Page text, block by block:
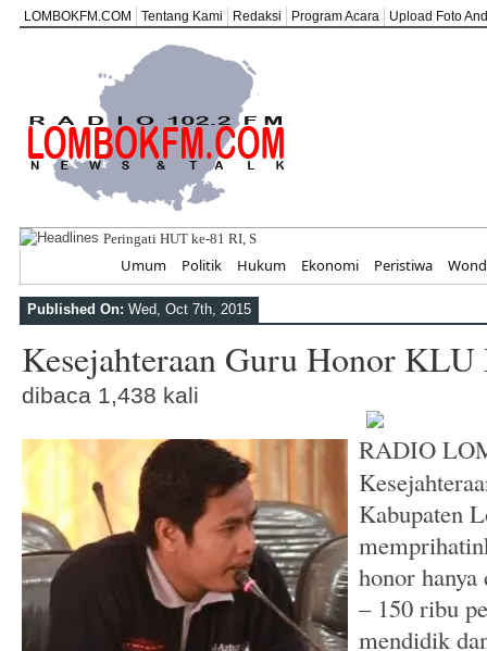
LOMBOKFM.COM Tentang Kami Redaksi Program Acara Upload Foto
Peringati HUT ke-81 RI, SEKOLAH ABATA LOMBO
Umum Politik Hukum Ekonomi Peristiwa
Published On: Wed, Oct 7th, 2015
Kesejahteraan Guru Honor
dibaca 1,438 kali
RADIO
Kabupaten
honor
– 150 ribu
mendidik